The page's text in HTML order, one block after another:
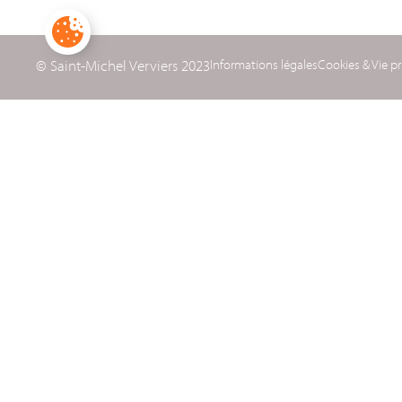
© Saint-Michel Verviers 2023Informations légalesCookies & Vie